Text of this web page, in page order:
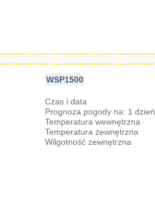
WSP1500
Czas i data
Prognoza pogody na: 1 dzień
Temperatura wewnętrzna
Temperatura zewnętrzna
Wilgotność zewnętrzna